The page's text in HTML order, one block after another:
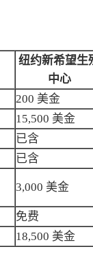
纽约新希望生
中心
200 美金
15,500 美金
已含
已含
3,000 美金
免费
18,500 美金